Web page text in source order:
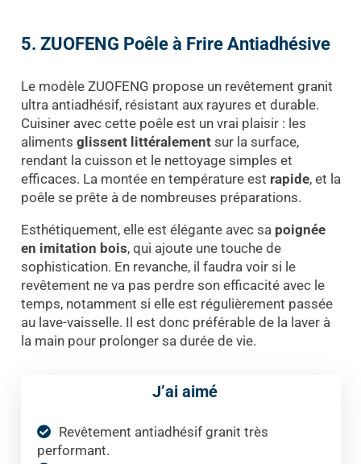
5. ZUOFENG Poêle à Frire Antiadhésive
Le modèle ZUOFENG propose un revêtement granit
ultra antiadhésif, résistant aux rayures et durable.
Cuisiner avec cette poêle est un vrai plaisir : les
aliments glissent littéralementsur la surface,
rendant la cuisson et le nettoyage simples et
efficaces. La montée en température est rapide, et la
poêle se prête à de nombreuses préparations.
Esthétiquement, elle est élégante avec sa poignée
en imitation bois, qui ajoute une touche de
sophistication. En revanche, il faudra voir si le
revêtement ne va pas perdre son efficacité avec le
temps, notamment si elle est régulièrement passée
au lave-vaisselle. Il est donc préférable de la laver à
la main pour prolonger sa durée de vie.
J’ai aimé
Revêtement antiadhésif granit très
performant.